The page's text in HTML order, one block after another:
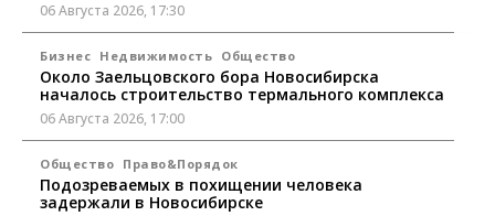
06 Августа 2026, 17:30
Бизнес Недвижимость Общество
Около Заельцовского бора Новосибирска
началось строительство термального комплекса
06 Августа 2026, 17:00
Общество Право&Порядок
Подозреваемых в похищении человека
задержали в Новосибирске